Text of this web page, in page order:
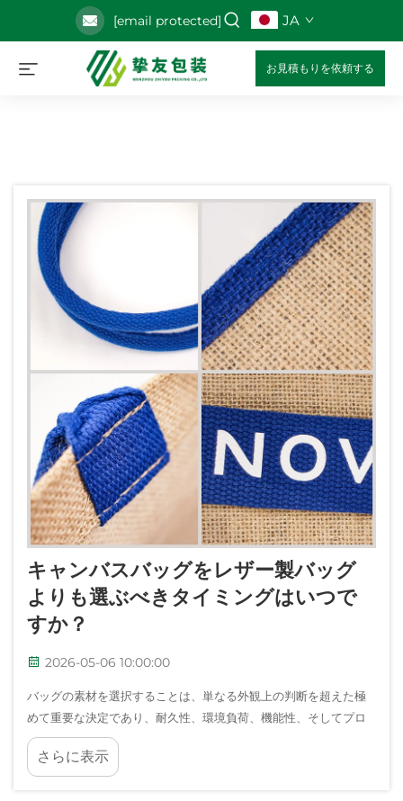
[email protected] JA
お見積もりを依頼する
キャンバスバッグをレザー製バッグ
よりも選ぶべきタイミングはいつで
すか？
2026-05-06 10:00:00
バッグの素材を選択することは、単なる外観上の判断を超えた極
めて重要な決定であり、耐久性、環境負荷、機能性、そしてプロ
フェッショナルなイメージといった多方面の要素を考慮する必要
があります。キャンバスバッグとレザー製バッグのどちらを選ぶ
さらに表示